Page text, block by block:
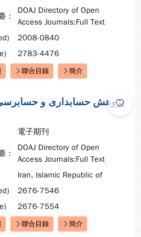
：
DOAJ Directory of Open
Access Journals:Full Text
2008-0840
2783-4476
聯合目錄 簡介
(پژوهش حسابداری و
電子期刊
：
DOAJ Directory of Open
Access Journals:Full Text
Iran, Islamic Republic of
2676-7546
2676-7554
聯合目錄 簡介